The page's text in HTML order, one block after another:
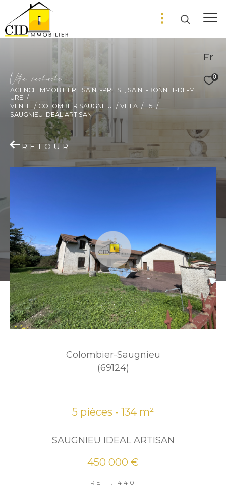
Fr
0
Vore recece
AGENCE IMMOBILIÈRE SAINT-PRIEST, SAINT-BONNET-DE-M
URE
VENTE
COLOMBIER SAUGNIEU VILLA
T5
SAUGNIEU IDEAL ARTISAN
RETOUR
Colombier-Saugnieu
(69124)
5 pièces - 134 m²
SAUGNIEU IDEAL ARTISAN
450 000 €
REF : 440